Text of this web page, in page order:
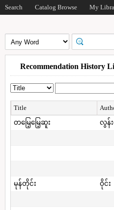
Search Catalog Browse My
Recommendation History
Title
တမြေ့မြေ့ဆူး
လွန်း
မုန်တိုင်း ဝိုင်း